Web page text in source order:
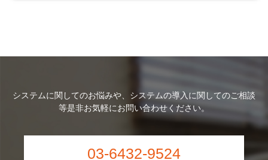
システムに関してのお悩みや、システムの導入に関してのご相談
等是非お気軽にお問い合わせください。
03-6432-9524